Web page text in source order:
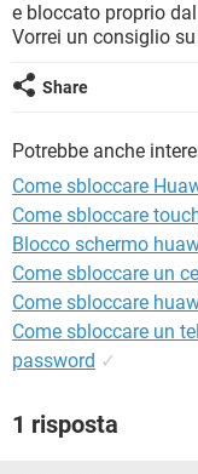
TIKTOK
INSTAGRAM
TIKTOK
INTRATTENIMENTO
INSTAGRAM
TIKTOK
HARDWARE
e bloccato proprio
Vorrei un consiglio
Share
Potrebbe anche
Come sbloccare
Come sbloccare
Blocco schermo
Come sbloccare un
Come sbloccare
Come sbloccare un
password ✓
1 risposta